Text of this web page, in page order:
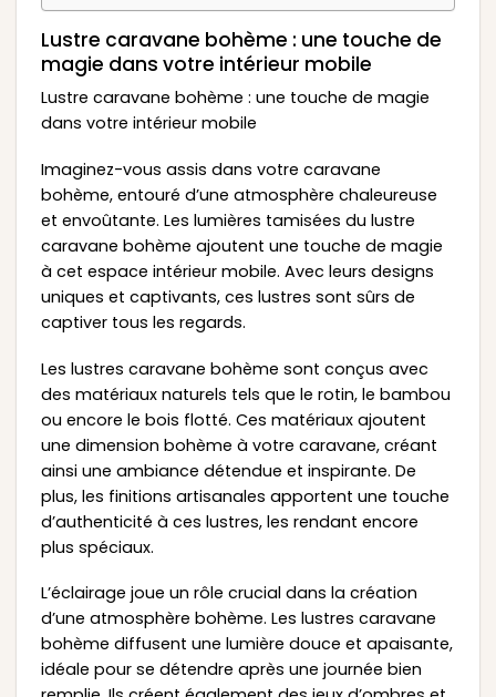
Lustre caravane bohème : une touche de
magie dans votre intérieur mobile
Lustre caravane bohème : une touche de magie
dans votre intérieur mobile
Imaginez-vous assis dans votre caravane
bohème, entouré d’une atmosphère chaleureuse
et envoûtante. Les lumières tamisées du lustre
caravane bohème ajoutent une touche de magie
à cet espace intérieur mobile. Avec leurs designs
uniques et captivants, ces lustres sont sûrs de
captiver tous les regards.
Les lustres caravane bohème sont conçus avec
des matériaux naturels tels que le rotin, le bambou
ou encore le bois flotté. Ces matériaux ajoutent
une dimension bohème à votre caravane, créant
ainsi une ambiance détendue et inspirante. De
plus, les finitions artisanales apportent une touche
d’authenticité à ces lustres, les rendant encore
plus spéciaux.
L’éclairage joue un rôle crucial dans la création
d’une atmosphère bohème. Les lustres caravane
bohème diffusent une lumière douce et apaisante,
idéale pour se détendre après une journée bien